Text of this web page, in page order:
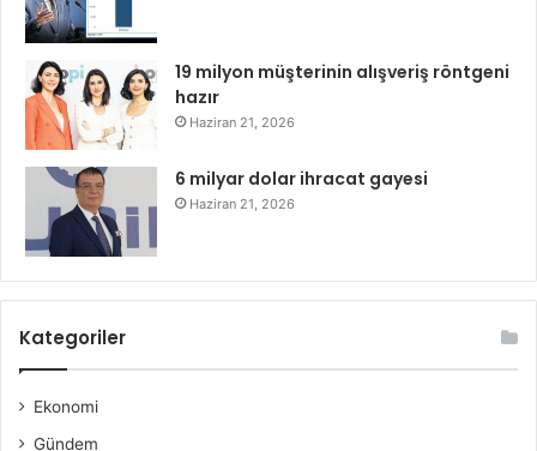
19 milyon müşterinin alışveriş röntgeni
hazır
Haziran 21, 2026
6 milyar dolar ihracat gayesi
Haziran 21, 2026
Kategoriler
Ekonomi
Gündem